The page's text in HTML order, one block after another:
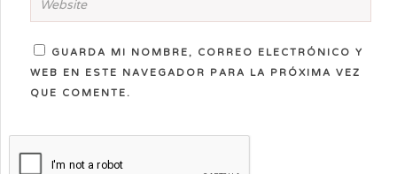
GUARDA MI NOMBRE, CORREO ELECTRÓNICO Y
WEB EN ESTE NAVEGADOR PARA LA PRÓXIMA VEZ
QUE COMENTE.